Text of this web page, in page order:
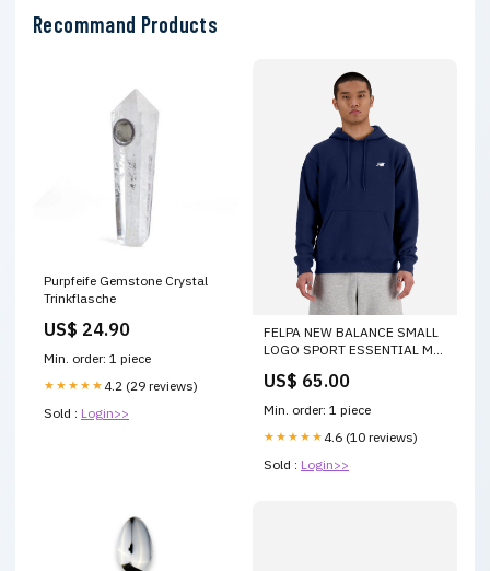
Recommand Products
Purpfeife Gemstone Crystal
Trinkflasche
US$ 24.90
Min. order: 1 piece
★★★★★ 4.2 (29 reviews)
Sold : Login>>
FELPA NEW BALANCE SMALL
LOGO SPORT ESSENTIAL M
US$ 65.00
Min. order: 1 piece
★★★★★ 4.6 (10 reviews)
Sold : Login>>